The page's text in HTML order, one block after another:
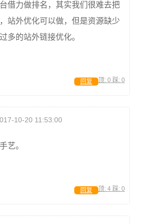
借力做排名，其实我们很难去把
站外优化可以做，但是资源缺少
多的站外链接优化。
顶: 0 踩: 0
回复
10-20 11:53:00
艺。
顶: 4 踩: 0
回复